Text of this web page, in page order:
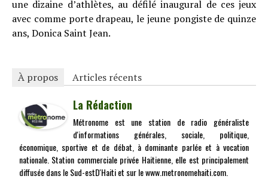
une dizaine d’athlètes, au défilé inaugural de ces jeux
avec comme porte drapeau, le jeune pongiste de quinze
ans, Donica Saint Jean.
À propos Articles récents
La Rédaction
Métronome est une station de radio généraliste
d'informations générales, sociale, politique,
économique, sportive et de débat, à dominante parlée et à vocation
nationale. Station commerciale privée Haitienne, elle est principalement
diffusée dans le Sud-estD'Haiti et sur le www.metronomehaiti.com.